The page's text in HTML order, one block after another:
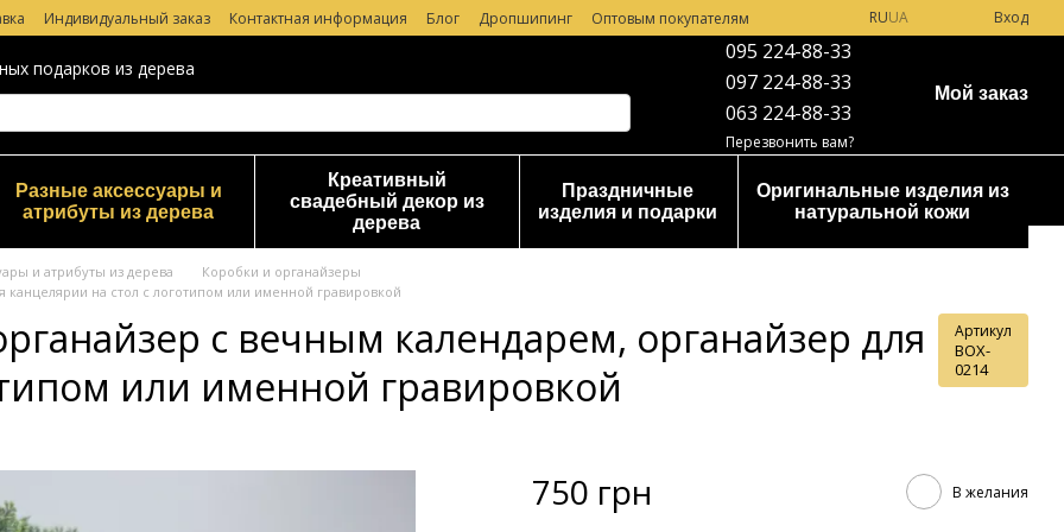
Индивидуальный заказ Контактная информация Блог Дропшипинг
Оптовым покупателям
RUUA Вход
подарков из дерева
095 224-88-33
097 224-88-33
063 224-88-33
Перезвонить вам?
Мой заказ
Разные аксессуары и
атрибуты из дерева
Креативный
свадебный декор из
дерева
Праздничные
изделия и подарки
Оригинальные изделия из
натуральной кожи
и атрибуты из дерева
Коробки и органайзеры
на стол с логотипом или именной гравировкой
с вечным календарем, органайзер для
или именной гравировкой
Артикул
BOX-
0214
750 грн В желания